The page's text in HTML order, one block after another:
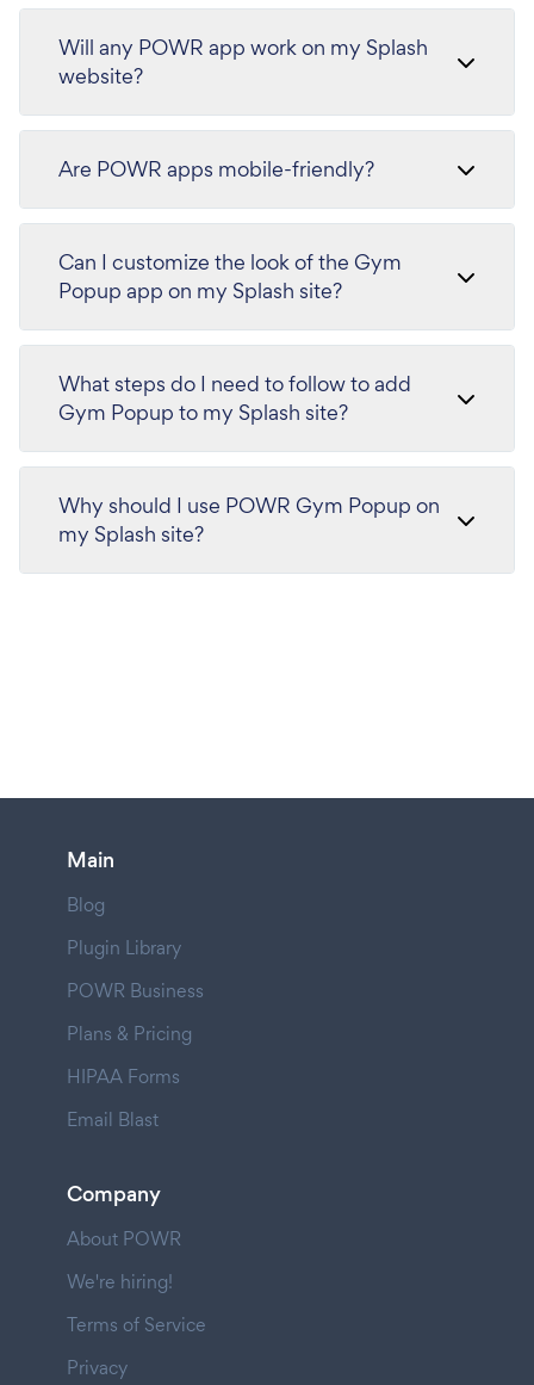
Will any POWR app work on my Splash
website?
Are POWR apps mobile-friendly?
Can I customize the look of the Gym
Popup app on my Splash site?
What steps do I need to follow to add
Gym Popup to my Splash site?
Why should I use POWR Gym Popup on
my Splash site?
Main
Blog
Plugin Library
POWR Business
Plans & Pricing
HIPAA Forms
Email Blast
Company
About POWR
We're hiring!
Terms of Service
Privacy